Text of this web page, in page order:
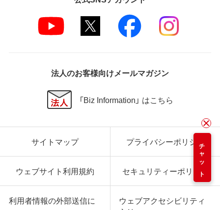
チャット
法人のお客様向けメールマガジン
「Biz Information」 はこちら
サイトマップ プライバシーポリシー
ウェブサイト利用規約 セキュリティーポリシー
利用者情報の外部送信に
ウェブアクセシビリティ